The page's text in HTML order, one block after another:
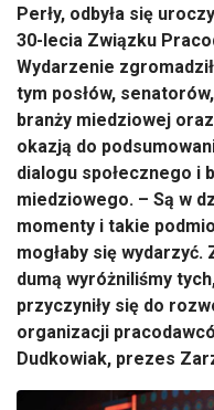
Perły, odbyła się
30-lecia Związku
Wydarzenie
tym posłów,
branży miedziowej
okazją do
dialogu społecznego i
miedziowego. – Są w
momenty i takie
mogłaby się wydarzyć.
dumą wyróżniliśmy
przyczyniły się do
organizacji
Dudkowiak, prezes